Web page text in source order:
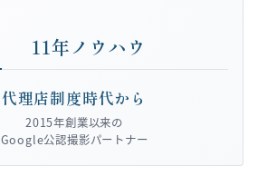
11年ノウハウ
代理店制度時代から
2015年創業以来の
Google公認撮影パートナー